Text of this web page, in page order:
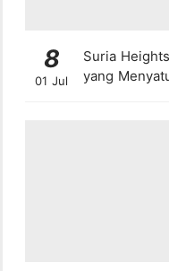
8
01 Jul
Suria
yang